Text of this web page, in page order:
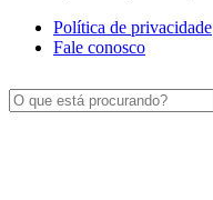
Política de privacidade
Fale conosco